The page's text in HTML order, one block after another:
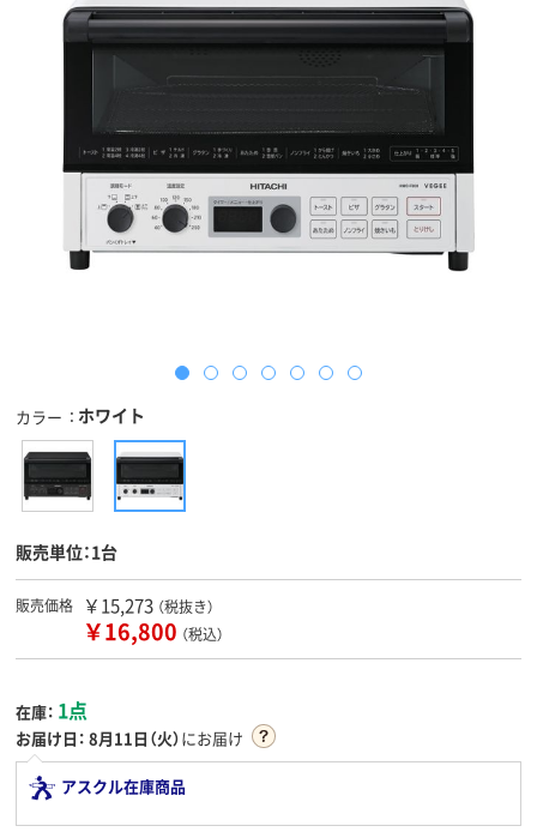
カラー ホワイト
販売単位：1台
販売価格 ￥15,273 （税抜き）
￥16,800 （税込）
在庫： 1点
お届け日： 8月11日（火）にお届け
アスクル在庫商品